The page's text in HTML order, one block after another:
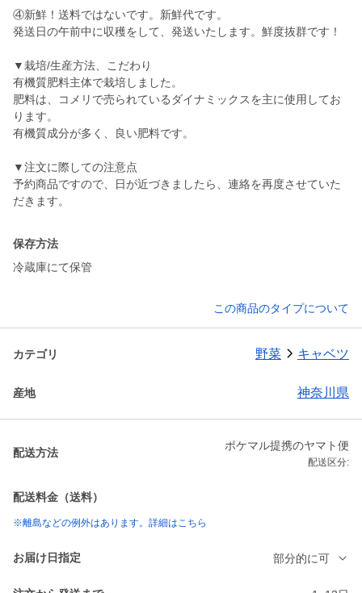
④新鮮！送料ではないです。新鮮代です。
発送日の午前中に収穫をして、発送いたします。鮮度抜群です！
▼栽培/生産方法、こだわり
有機質肥料主体で栽培しました。
肥料は、コメリで売られているダイナミックスを主に使用してお
ります。
有機質成分が多く、良い肥料です。
▼注文に際しての注意点
予約商品ですので、日が近づきましたら、連絡を再度させていた
保存方法
冷蔵庫にて保管
この商品のタイプについて
カテゴリ 野菜 キャベツ
産地 神奈川県
配送方法
ポケマル提携のヤマト便
配送区分:
配送料金（送料）
※離島などの例外はあります。詳細はこちら
お届け日指定 部分的に可